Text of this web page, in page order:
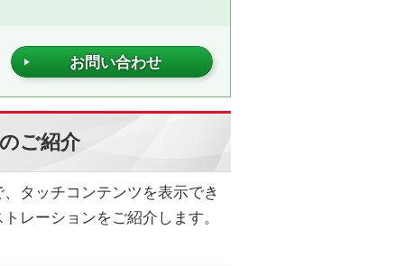
お問い合わせ
ご紹介
タッチコンテンツを表示でき
レーションをご紹介します。